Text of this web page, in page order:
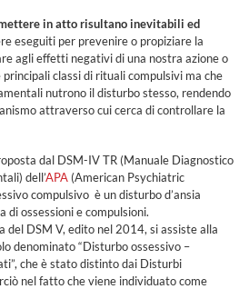
in atto risultano inevitabili ed
eseguiti per prevenire o propiziare la
agli effetti negativi di una nostra azione o
classi di rituali compulsivi ma che
nutrono il disturbo stesso, rendendo
attraverso cui cerca di controllare la
dal DSM-IV TR (Manuale Diagnostico
dell’APA (American Psychiatric
compulsivo è un disturbo d’ansia
di ossessioni e compulsioni.
del DSM V, edito nel 2014, si assiste alla
denominato “Disturbo ossessivo –
che è stato distinto dai Disturbi
nel fatto che viene individuato come